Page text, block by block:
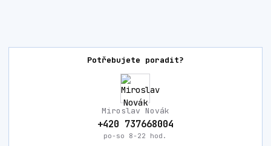
Potřebujete poradit?
Miroslav Novák
+420 737668004
po-so 8-22 hod.